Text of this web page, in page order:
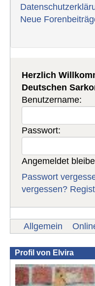
Neue
Herzlich
Deutschen
Benutzername:
Passwort:
Angemeldet
Passwort
vergessen?
Allgemein
Profil von Elvira